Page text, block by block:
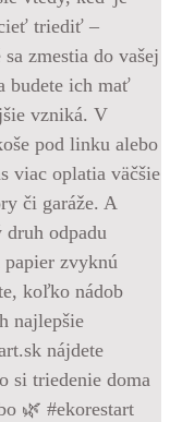
triediť –
zmestia do vašej
budete ich mať
vzniká. V
pod linku alebo
viac oplatia väčšie
či garáže. A
druh odpadu
zvyknú
koľko nádob
najlepšie
nájdete
si triedenie doma
🌿 #ekorestart